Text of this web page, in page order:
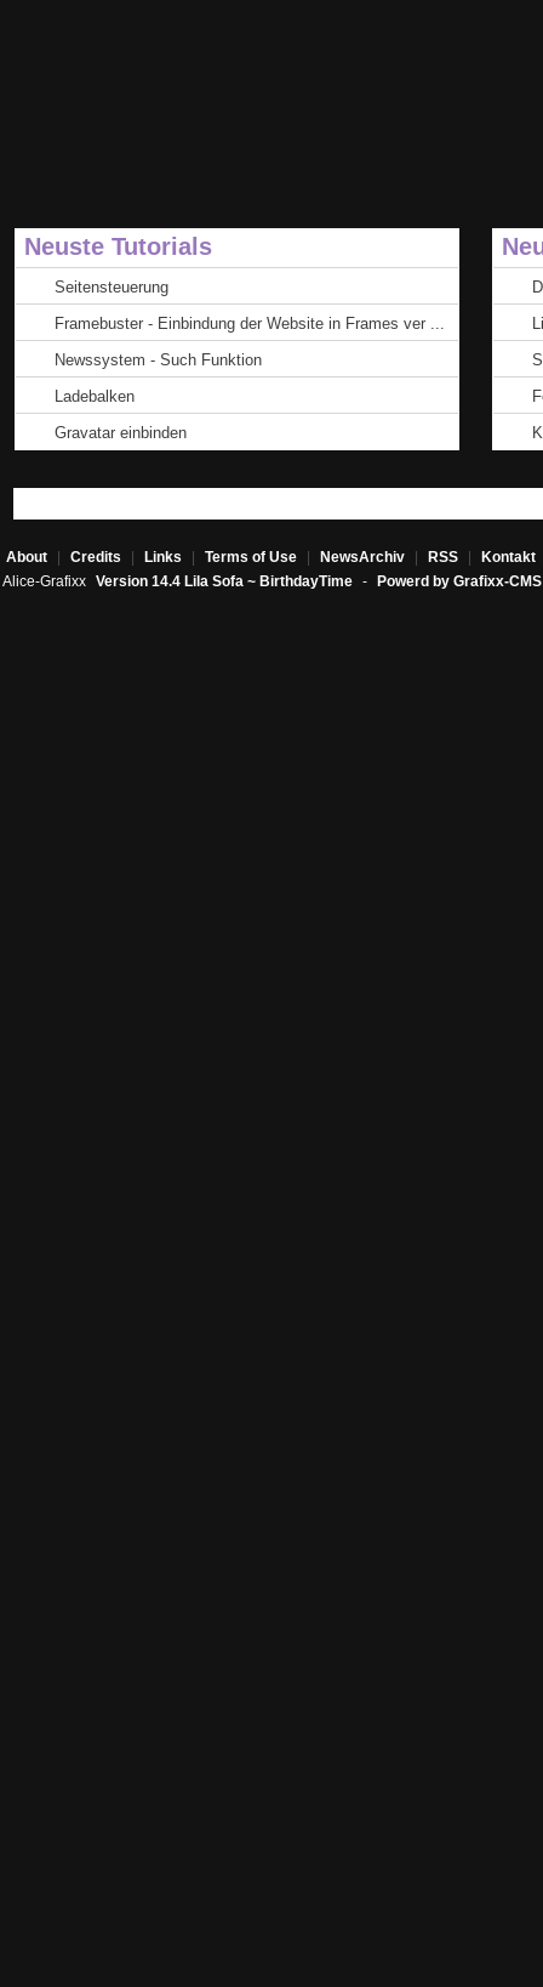
Neuste Tutorials
Seitensteuerung
Framebuster - Einbindung der Website in Frames ver ...
Newssystem - Such Funktion
Ladebalken
Gravatar einbinden
About Credits Links Terms of Use NewsArchiv RSS Kontakt
Alice-Grafixx Version 14.4 Lila Sofa ~ BirthdayTime - Powerd by Grafixx-CMS